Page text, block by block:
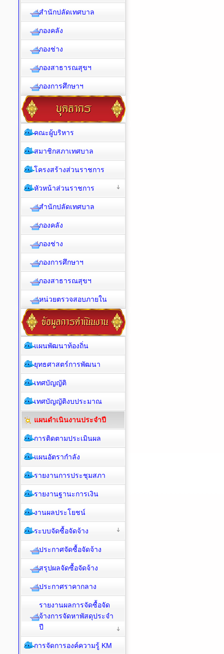
สำนักปลัดเทศบาล
กองคลัง
กองช่าง
กองสาธารณสุขฯ
กองการศึกษาฯ
คณะผู้บริหาร
สมาชิกสภาเทศบาล
โครงสร้างส่วนราชการ
หัวหน้าส่วนราชการ
สำนักปลัดเทศบาล
กองคลัง
กองช่าง
กองการศึกษาฯ
กองสาธารณสุขฯ
หน่วยตรวจสอบภายใน
แผนพัฒนาท้องถิ่น
ยุทธศาสตร์การพัฒนา
เทศบัญญัติ
เทศบัญญัติงบประมาณ
แผนดำเนินงานประจำปี
การติดตามประเมินผล
แผนอัตรากำลัง
รายงานการประชุมสภา
รายงานฐานะการเงิน
งานผลประโยชน์
ระบบจัดซื้อจัดจ้าง
ประกาศจัดซื้อจัดจ้าง
สรุปผลจัดซื้อจัดจ้าง
ประกาศราคากลาง
รายงานผลการจัดซื้อจัด
จ้างการจัดหาพัสดุประจำ
ปี
การจัดการองค์ความรู้ KM